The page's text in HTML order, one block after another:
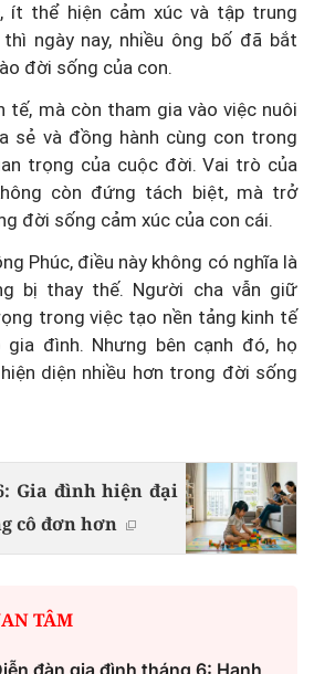
ít thể hiện cảm xúc và tập trung
ngày nay, nhiều ông bố đã bắt
đời sống của con.
tế, mà còn tham gia vào việc nuôi
sẻ và đồng hành cùng con trong
trọng của cuộc đời. Vai trò của
còn đứng tách biệt, mà trở
đời sống cảm xúc của con cái.
Phúc, điều này không có nghĩa là
bị thay thế. Người cha vẫn giữ
trong việc tạo nền tảng kinh tế
đình. Nhưng bên cạnh đó, họ
diện nhiều hơn trong đời sống
Gia đình hiện đại
cô đơn hơn
TÂM